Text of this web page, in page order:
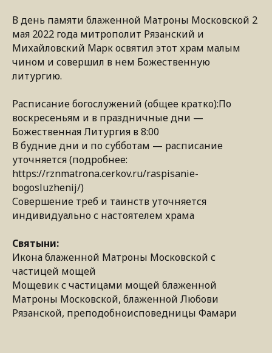
В день памяти блаженной Матроны Московской 2
мая 2022 года митрополит Рязанский и
Михайловский Марк освятил этот храм малым
чином и совершил в нем Божественную
литургию.
Расписание богослужений (общее кратко):По
воскресеньям и в праздничные дни —
Божественная Литургия в 8:00
В будние дни и по субботам — расписание
уточняется (подробнее:
https://rznmatrona.cerkov.ru/raspisanie-
bogosluzhenij/)
Совершение треб и таинств уточняется
индивидуально с настоятелем храма
Святыни:
Икона блаженной Матроны Московской с
частицей мощей
Мощевик с частицами мощей блаженной
Матроны Московской, блаженной Любови
Рязанской, преподобноисповедницы Фамари